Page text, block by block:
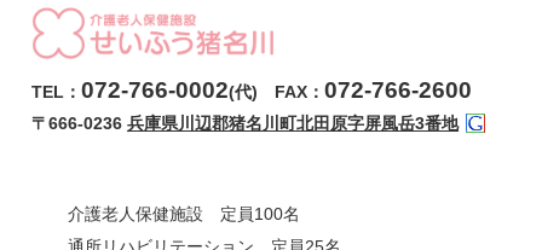
TEL：072-766-0002(代) FAX：072-766-2600
〒666-0236兵庫県川辺郡猪名川町北田原字屏風岳3番地
介護老人保健施設 定員100名
通所リハビリテーション 定員25名